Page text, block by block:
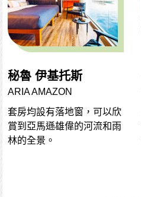
秘魯 伊基托斯
ARIA AMAZON
套房均設有落地窗，可以欣
賞到亞馬遜雄偉的河流和雨
林的全景。